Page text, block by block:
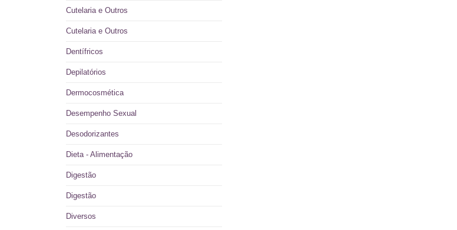
Cutelaria e Outros
Cutelaria e Outros
Dentífricos
Depilatórios
Dermocosmética
Desempenho Sexual
Desodorizantes
Dieta - Alimentação
Digestão
Digestão
Diversos